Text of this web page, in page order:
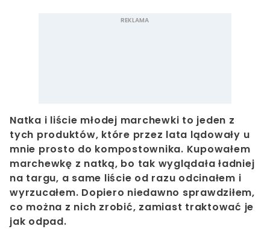
Natka i liście młodej marchewki to jeden z
tych produktów, które przez lata lądowały u
mnie prosto do kompostownika. Kupowałem
marchewkę z natką, bo tak wyglądała ładniej
na targu, a same liście od razu odcinałem i
wyrzucałem. Dopiero niedawno sprawdziłem,
co można z nich zrobić, zamiast traktować je
jak odpad.